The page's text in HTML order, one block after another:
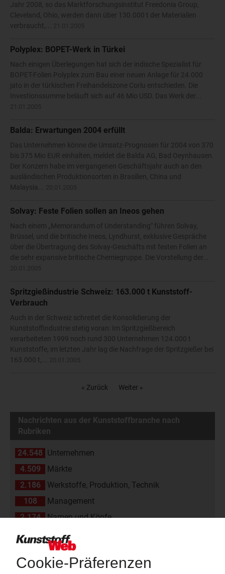
Jahr 2008, so das Marktforschungsinstitut Freedonia Group,
Cleveland, Ohio, werden dann über 130.000 t der Materialien
verbraucht,...
Polyplex: BOPET-Werk in Türkei
Nach einigen Überlegungen hat sich der indische Spezialist für
BOPET-Folien Polyplex zum Bau einer neuen Anlage für 24.000
jato in der türkischen Freihandelszone Corlu entschieden. Die
Investionssumme beläuft sich auf 46 Mio USD. Das Werk der...
Balda: Erwartungen 2004 erfüllt
Das Unternehmen könne die Umsatz-Prognosen für 2004 von 370
bis 375 Mio EUR einhalten, meldet die Balda AG, Bad Oeynhausen.
Der Konzern habe im vergangenen Geschäftsjahr auch an den
ausländischen Produktionsorten in Brasilien, China und
Malaysia...
Solvay: Feste Folien sollen an Ineos gehen
Nach einem „Memorandum of Understanding" führen Solvay,
Brüssel, und die britische Ineos, Lyndhurst, exklusive Gespräche
über die Übertragung des Solvay-Geschäfts mit festen Folien an
die sehr expansive britische Chemiegruppe. Die Vorstellung der...
Spritzgießindustrie Schweiz: 163.000 t Kunststoff-
Verbrauch
Auch in der Schweiz schreitet die Konsolidierung der
Kunststoffindustrie stetig voran: Im Spritzgießbereich
verarbeiteten 1999 noch rund 300 Unternehmen 124.000 t
Kunststoffe, im letzten Jahr lag die Nachfrage der Spritzgießer bei
163.000 t,...
« Zurück Weiter »
Nachrichten aus der Kunststoffbranche nach
Rubriken
24.548 Unternehmen
4.509
Märkte
2.186
Werkstoffe, Produktion, Technik
108
Management
2.174
Namen und Köpfe
1.839
Branche
Veranstaltungen
11
Kommentare